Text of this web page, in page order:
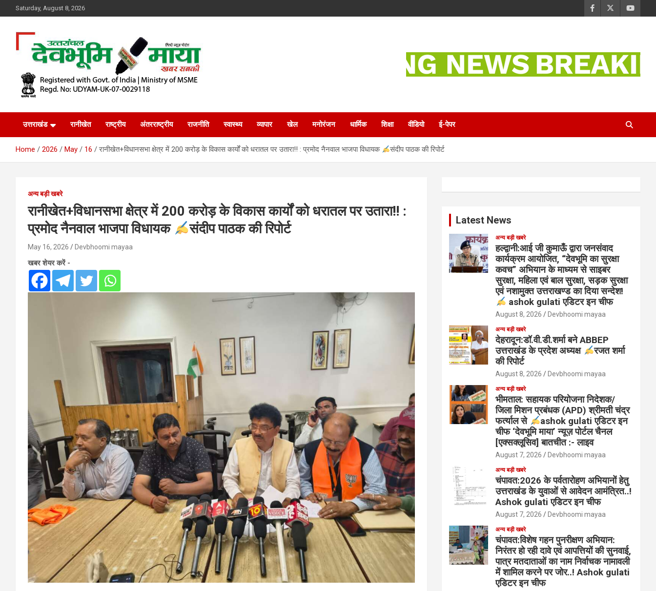
to
Saturday, August 8, 2026
Dev Bhoomi Maya
उत्तराखंड रानीखेत राष्ट्रीय अंतरराष्ट्रीय राजनीति स्वास्थ्य व्यापार खेल मनोरंजन धार्मिक शिक्षा वीडियो ई-पेपर
Home 2026 May 16 रानीखेत+विधानसभा क्षेत्र में 200 करोड़ के विकास कार्यों को धरातल पर उतारा!! : प्रमोद नैनवाल भाजपा विधायक संदीप पाठक की रिपोर्ट
अन्य बड़ी खबरे
रानीखेत+विधानसभा क्षेत्र में 200 करोड़ के विकास कार्यों को धरातल पर उतारा!! :
प्रमोद नैनवाल भाजपा विधायक
संदीप पाठक की रिपोर्ट
May 16, 2026 Devbhoomi mayaa
खबर शेयर करें -
Latest News
अन्य बड़ी खबरे
हल्द्वानी:आई जी कुमाऊँ द्वारा जनसंवाद
कार्यक्रम आयोजित, “देवभूमि का सुरक्षा
कवच” अभियान के माध्यम से साइबर
सुरक्षा, महिला एवं बाल सुरक्षा, सड़क सुरक्षा
एवं नशामुक्त उत्तराखण्ड का दिया सन्देश!
ashok gulati एडिटर इन चीफ
August 8, 2026 Devbhoomi mayaa
अन्य बड़ी खबरे
देहरादून:डॉ.वी.डी.शर्मा बने ABBEP
उत्तराखंड के प्रदेश अध्यक्ष
रजत शर्मा
की रिपोर्ट
August 8, 2026 Devbhoomi mayaa
अन्य बड़ी खबरे
भीमताल: सहायक परियोजना निदेशक/
जिला मिशन प्रबंधक (APD) श्रीमती चंद्र
फर्त्याल से
ashok gulati एडिटर इन
चीफ ‘देवभूमि माया’ न्यूज़ पोर्टल चैनल
[एक्सक्लूसिव] बातचीत :- लाइव
August 7, 2026 Devbhoomi mayaa
अन्य बड़ी खबरे
चंपावत:2026 के पर्वतारोहण अभियानों हेतु
उत्तराखंड के युवाओं से आवेदन आमंत्रित..!
Ashok gulati एडिटर इन चीफ
August 7, 2026 Devbhoomi mayaa
अन्य बड़ी खबरे
चंपावत:विशेष गहन पुनरीक्षण अभियान:
निरंतर हो रही दावे एवं आपत्तियों की सुनवाई,
पात्र मतदाताओं का नाम निर्वाचक नामावली
में शामिल करने पर जोर..! Ashok gulati
एडिटर इन चीफ